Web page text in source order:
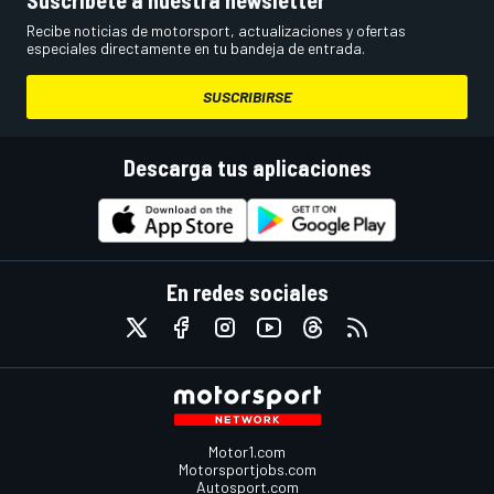
Recibe noticias de motorsport, actualizaciones y ofertas
especiales directamente en tu bandeja de entrada.
SUSCRIBIRSE
Descarga tus aplicaciones
En redes sociales
Motor1.com
Motorsportjobs.com
Autosport.com